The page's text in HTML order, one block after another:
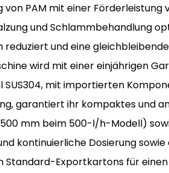
von PAM mit einer Förderleistung
und Schlammbehandlung
und eine
wird mit einer einjährigen
SUS304, mit importierten
garantiert ihr kompaktes und
1500 mm beim 500-l/h-Modell)
kontinuierliche Dosierung
Standard-Exportkartons für